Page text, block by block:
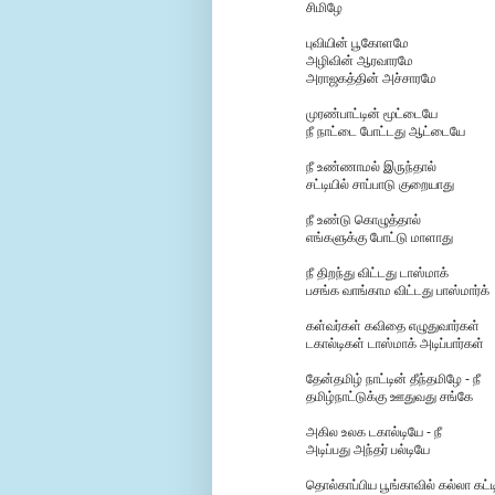
சிமிழே
புவியின் பூகோளமே
அழிவின் ஆரவாரமே
அராஜகத்தின் அச்சாரமே
முரண்பாட்டின் மூட்டையே
நீ நாட்டை போட்டது ஆட்டையே
நீ உண்ணாமல் இருந்தால்
சட்டியில் சாப்பாடு குறையாது
நீ உண்டு கொழுத்தால்
எங்களுக்கு போட்டு மாளாது
நீ திறந்து விட்டது டாஸ்மாக்
பசங்க வாங்காம விட்டது பாஸ்மார்க்
கள்வர்கள் கவிதை எழுதுவார்கள்
டகால்டிகள் டாஸ்மாக் அடிப்பார்கள்
தேன்தமிழ் நாட்டின் தீந்தமிழே - நீ
தமிழ்நாட்டுக்கு ஊதுவது சங்கே
அகில உலக டகால்டியே - நீ
அடிப்பது அந்தர் பல்டியே
தொல்காப்பிய பூங்காவில் கல்லா